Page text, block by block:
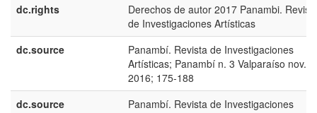
dc.rights
Derechos de autor 2017 Panambi.
de Investigaciones Artísticas
dc.source
Panambí. Revista de Investigaciones
Artísticas; Panambí n. 3 Valparaíso nov.
2016; 175-188
dc.source
Panambí. Revista de Investigaciones